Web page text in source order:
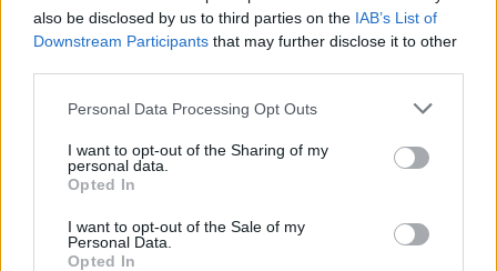
also be disclosed by us to third parties on the IAB’s List of
Downstream Participants that may further disclose it to other
Personal Data Processing Opt Outs
I want to opt-out of the Sharing of my
personal data.
Opted In
I want to opt-out of the Sale of my
Personal Data.
Opted In